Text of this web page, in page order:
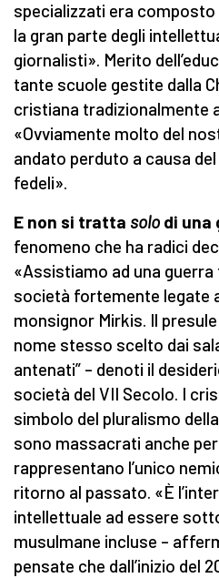
specializzati era
la gran parte degli
giornalisti». Merito
tante scuole gestite dalla
cristiana tradizionalmente
«Ovviamente molto del
andato perduto a causa
fedeli».
E non si tratta solo di una
fenomeno che ha radici
«Assistiamo ad una
società fortemente legate
monsignor Mirkis. Il
nome stesso scelto dai
antenati” – denoti il
società del VII Secolo. I
simbolo del pluralismo
sono massacrati anche
rappresentano l’unico
ritorno al passato. «È
intellettuale ad essere
musulmane incluse –
pensate che dall’inizio del